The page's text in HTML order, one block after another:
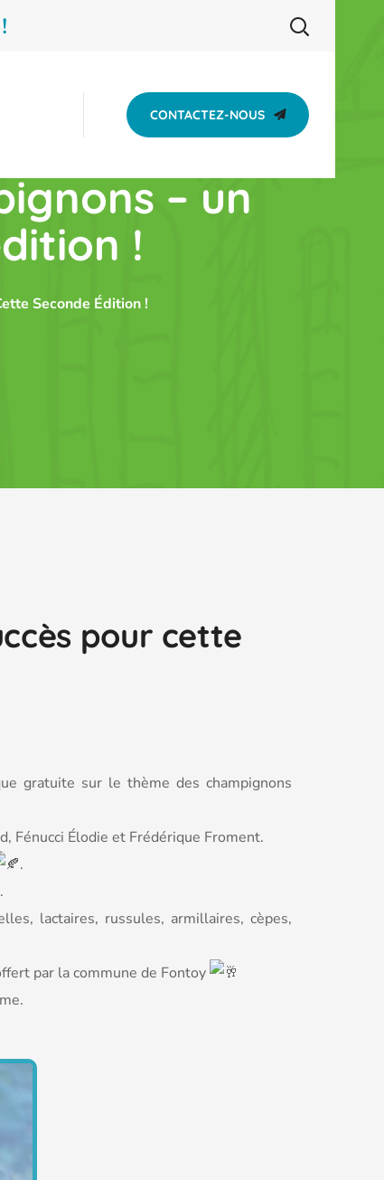
CONTACTEZ-NOUS
– un
!
Seconde Édition !
pour cette
gratuite sur le thème des champignons
Fénucci Élodie et Frédérique Froment.
.
lactaires, russules, armillaires, cèpes,
par la commune de Fontoy